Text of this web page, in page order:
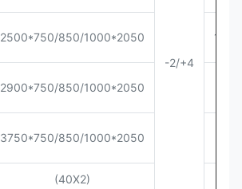
-2/+4
2500*750/850/1000*2050 12/
2900*750/850/1000*2050
3750*750/850/1000*2050
(40X2)